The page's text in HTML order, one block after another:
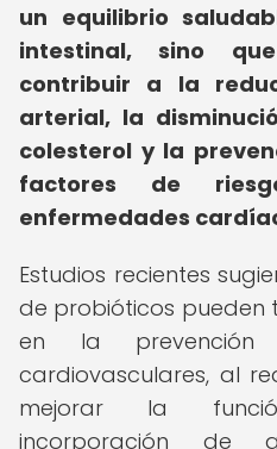
un equilibrio
intestinal, sino
contribuir a la
arterial, la
colesterol y la
factores de
enfermedades
Estudios recientes
de probióticos pueden
en la prevención
cardiovasculares, al
mejorar la
incorporación de